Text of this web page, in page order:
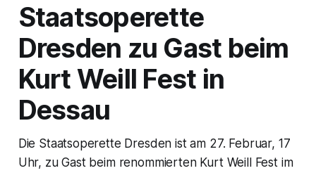
Staatsoperette
Dresden zu Gast beim
Kurt Weill Fest in
Dessau
Die Staatsoperette Dresden ist am 27. Februar, 17
Uhr, zu Gast beim renommierten Kurt Weill Fest im